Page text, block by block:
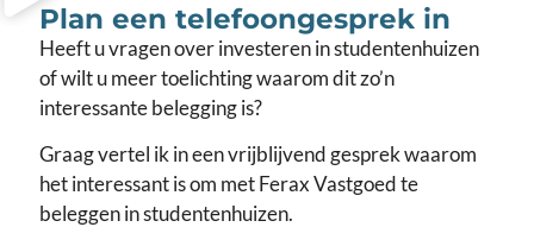
Plan een telefoongesprek in
Heeft u vragen over investeren in studentenhuizen
of wilt u meer toelichting waarom dit zo’n
interessante belegging is?
Graag vertel ik in een vrijblijvend gesprek waarom
het interessant is om met Ferax Vastgoed te
beleggen in studentenhuizen.